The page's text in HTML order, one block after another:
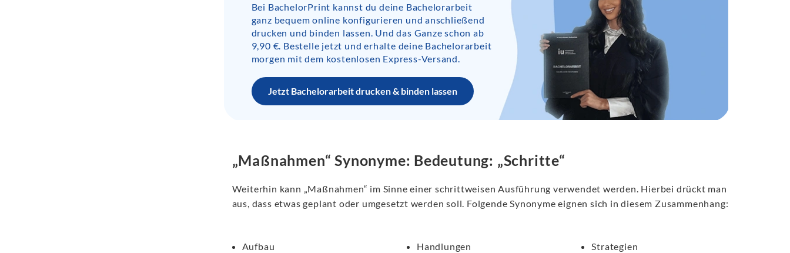
Bei BachelorPrint kannst du deine Bachelorarbeit
ganz bequem online konfigurieren und anschließend
drucken und binden lassen. Und das Ganze schon ab
9,90 €. Bestelle jetzt und erhalte deine Bachelorarbeit
morgen mit dem kostenlosen Express-Versand.
Jetzt Bachelorarbeit drucken & binden lassen
„Maßnahmen“ Synonyme: Bedeutung: „Schritte“
Weiterhin kann „Maßnahmen“ im Sinne einer schrittweisen Ausführung verwendet werden. Hierbei drückt man
aus, dass etwas geplant oder umgesetzt werden soll. Folgende Synonyme eignen sich in diesem Zusammenhang:
Aufbau
Handlungen
Strategien